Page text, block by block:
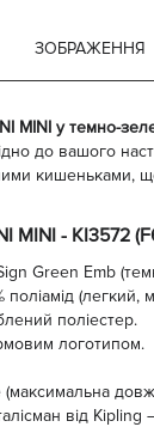
ЗОБРАЖЕННЯ
MINI у темно-
до вашого
кишеньками,
MINI - KI3572
Green Emb
поліестер.
логотипом.
від Kipling